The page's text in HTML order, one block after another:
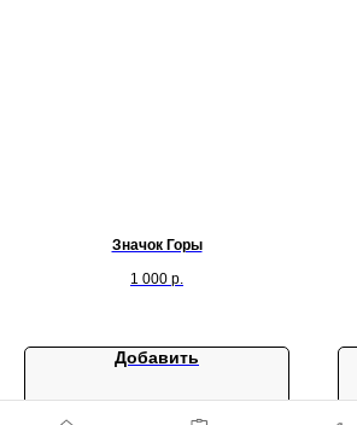
Значок Горы
1 000 р.
Добавить